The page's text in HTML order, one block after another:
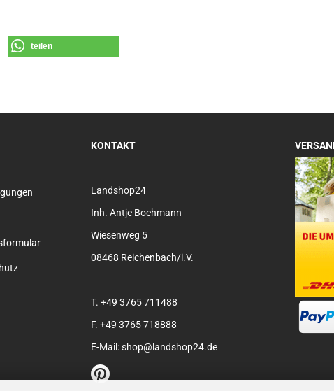
teilen
KONTAKT
Landshop24
Inh. Antje Bochmann
Wiesenweg 5
08468 Reichenbach/i.V.
T. +49 3765 711488
F. +49 3765 718888
E-Mail: shop@landshop24.de